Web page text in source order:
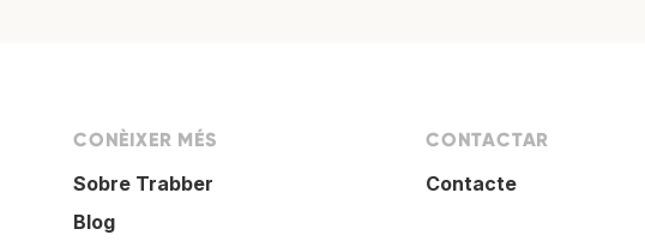
CONÈIXER MÉS
Sobre Trabber
Blog
CONTACTAR
Contacte